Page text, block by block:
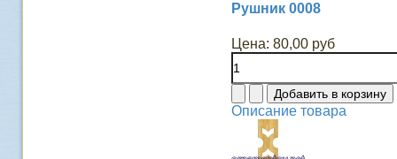
Рушник 0008
Цена: 80,00 руб
Описание товара